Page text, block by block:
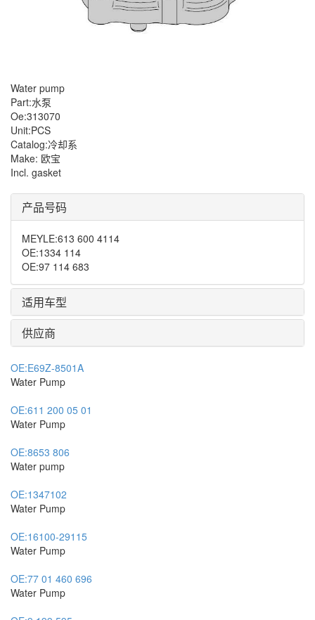
Water pump
Part:水泵
Oe:313070
Unit:PCS
Catalog:冷却系
Make: 欧宝
Incl. gasket
产品号码
MEYLE:613 600 4114
OE:1334 114
OE:97 114 683
适用车型
供应商
OE:E69Z-8501A
Water Pump
OE:611 200 05 01
Water Pump
OE:8653 806
Water pump
OE:1347102
Water Pump
OE:16100-29115
Water Pump
OE:77 01 460 696
Water Pump